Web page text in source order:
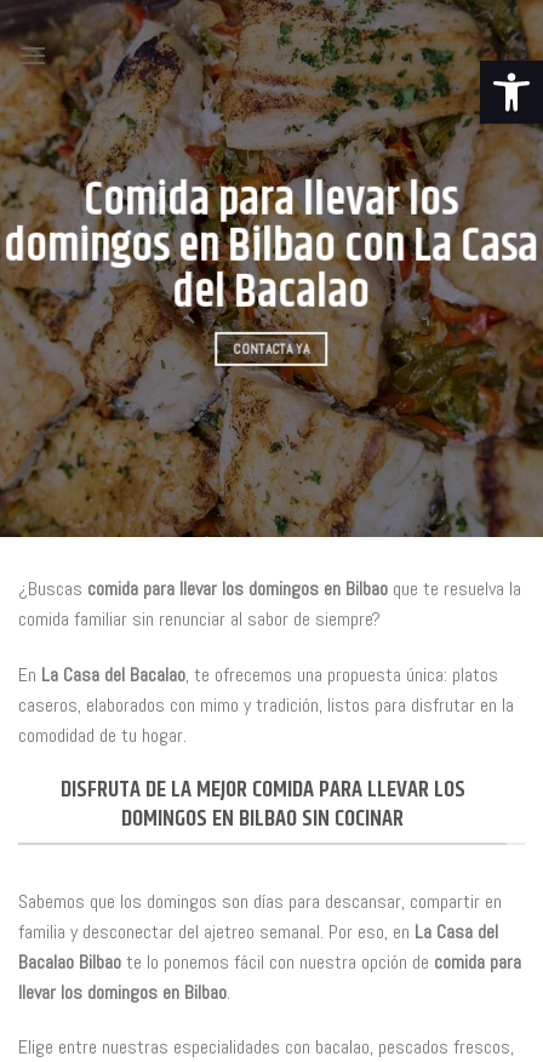
Abrir
Saltar
al
contenido
Comida para llevar los
domingos en Bilbao con La Casa
del Bacalao
CONTACTA YA
¿Buscas comida para llevar los domingos en Bilbao que te resuelva la
comida familiar sin renunciar al sabor de siempre?
En La Casa del Bacalao, te ofrecemos una propuesta única: platos
caseros, elaborados con mimo y tradición, listos para disfrutar en la
comodidad de tu hogar.
DISFRUTA DE LA MEJOR COMIDA PARA LLEVAR LOS
DOMINGOS EN BILBAO SIN COCINAR
Sabemos que los domingos son días para descansar, compartir en
familia y desconectar del ajetreo semanal. Por eso, en La Casa del
Bacalao Bilbaote lo ponemos fácil con nuestra opción de comida para
llevar los domingos en Bilbao.
Elige entre nuestras especialidades con bacalao, pescados frescos,